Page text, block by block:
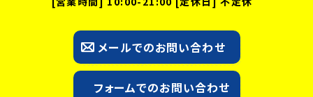
メールでのお問い合わせ
フォームでのお問い合わせ